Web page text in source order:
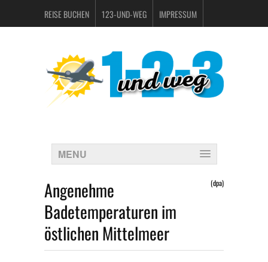
REISE BUCHEN 123-UND-WEG IMPRESSUM
MENU
Angenehme
Badetemperaturen im
östlichen Mittelmeer
(dpa)